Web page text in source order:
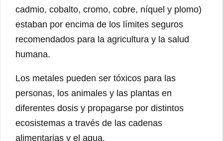
cadmio, cobalto, cromo, cobre, níquel y plomo)
estaban por encima de los límites seguros
recomendados para la agricultura y la salud
humana.
Los metales pueden ser tóxicos para las
personas, los animales y las plantas en
diferentes dosis y propagarse por distintos
ecosistemas a través de las cadenas
alimentarias y el agua.